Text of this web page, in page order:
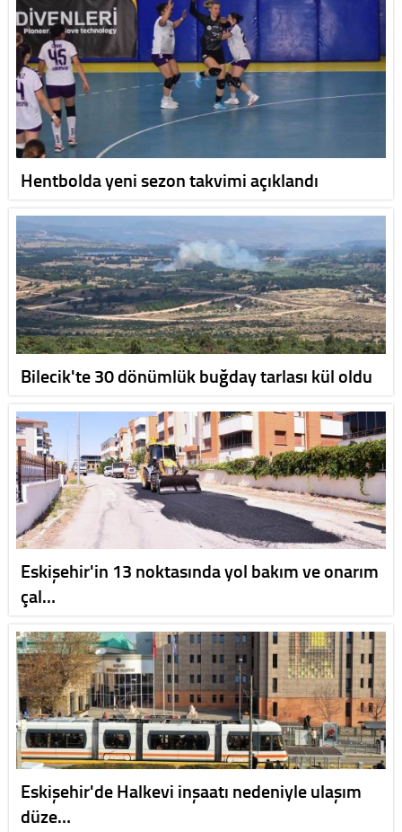
Hentbolda yeni sezon takvimi açıklandı
Bilecik'te 30 dönümlük buğday tarlası kül oldu
Eskişehir'in 13 noktasında yol bakım ve onarım
çal…
Eskişehir'de Halkevi inşaatı nedeniyle ulaşım
düze…